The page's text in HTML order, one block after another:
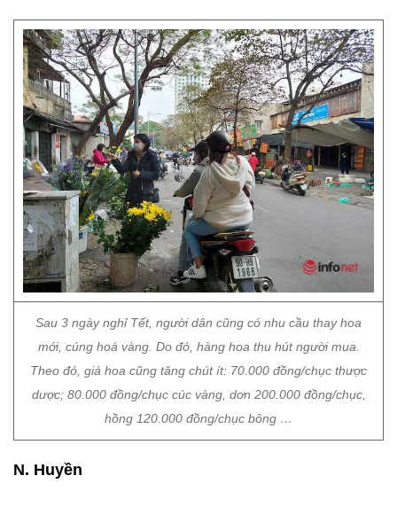
Sau 3 ngày nghỉ Tết, người dân cũng có nhu cầu thay hoa
mới, cúng hoá vàng. Do đó, hàng hoa thu hút người mua.
Theo đó, giá hoa cũng tăng chút ít: 70.000 đồng/chục thược
dược; 80.000 đồng/chục cúc vàng, dơn 200.000 đồng/chục,
hồng 120.000 đồng/chục bông …
N. Huyền